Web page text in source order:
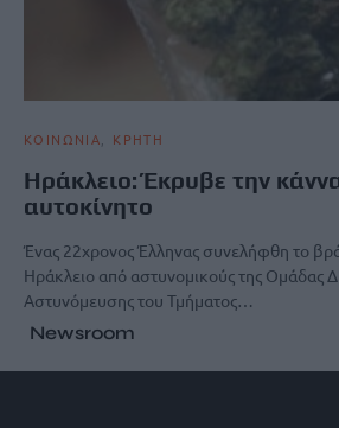
ΚΟΙΝΩΝΙΑ ΚΡΗΤΗ
Ηράκλειο: Έκρυβε την
αυτοκίνητο
Ένας 22χρονος Έλληνας συνελήφθη το
Ηράκλειο από αστυνομικούς της Ομάδας
Αστυνόμευσης του Τμήματος…
Newsroom